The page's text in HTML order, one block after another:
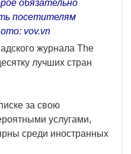
обязательно
посетителям
vov.vn
журнала The
лучших стран
за свою
услугами,
среди иностранных